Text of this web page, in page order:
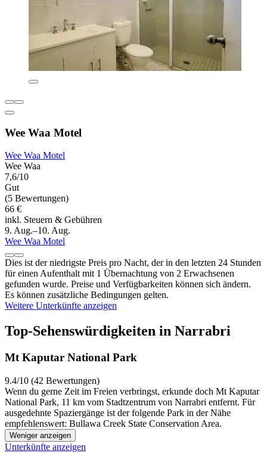
Wee Waa Motel
Wee Waa Motel
Wee Waa
7,6/10
Gut
(5 Bewertungen)
66 €
inkl. Steuern & Gebühren
9. Aug.–10. Aug.
Wee Waa Motel
Dies ist der niedrigste Preis pro Nacht, der in den letzten 24 Stunden
für einen Aufenthalt mit 1 Übernachtung von 2 Erwachsenen
gefunden wurde. Preise und Verfügbarkeiten können sich ändern.
Es können zusätzliche Bedingungen gelten.
Weitere Unterkünfte anzeigen
Top-Sehenswürdigkeiten in Narrabri
Mt Kaputar National Park
9.4/10 (42 Bewertungen)
Wenn du gerne Zeit im Freien verbringst, erkunde doch Mt Kaputar
National Park, 11 km vom Stadtzentrum von Narrabri entfernt. Für
ausgedehnte Spaziergänge ist der folgende Park in der Nähe
empfehlenswert: Bullawa Creek State Conservation Area.
Weniger anzeigen
Unterkünfte anzeigen